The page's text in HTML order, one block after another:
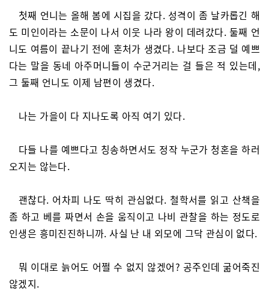
첫째 언니는 올해 봄에 시집을 갔다. 성격이 좀 날카롭긴 해
도 미인이라는 소문이 나서 이웃 나라 왕이 데려갔다. 둘째 언
니도 여름이 끝나기 전에 혼처가 생겼다. 나보다 조금 덜 예쁘
다는 말을 동네 아주머니들이 수군거리는 걸 들은 적 있는데,
그 둘째 언니도 이제 남편이 생겼다.
나는 가을이 다 지나도록 아직 여기 있다.
다들 나를 예쁘다고 칭송하면서도 정작 누군가 청혼을 하러
오지는 않는다.
괜찮다. 어차피 나도 딱히 관심없다. 철학서를 읽고 산책을
좀 하고 베를 짜면서 손을 움직이고 나비 관찰을 하는 정도로
인생은 흥미진진하니까. 사실 난 내 외모에 그닥 관심이 없다.
뭐 이대로 늙어도 어쩔 수 없지 않겠어? 공주인데 굶어죽진
않겠지.